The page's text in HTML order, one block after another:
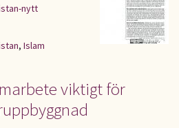
nytt
, Islam
viktigt för